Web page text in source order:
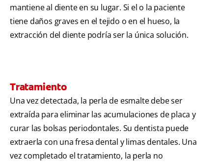
mantiene al diente en su lugar. Si el o la paciente
tiene daños graves en el tejido o en el hueso, la
extracción del diente podría ser la única solución.
Tratamiento
Una vez detectada, la perla de esmalte debe ser
extraída para eliminar las acumulaciones de placa y
curar las bolsas periodontales. Su dentista puede
extraerla con una fresa dental y limas dentales. Una
vez completado el tratamiento, la perla no